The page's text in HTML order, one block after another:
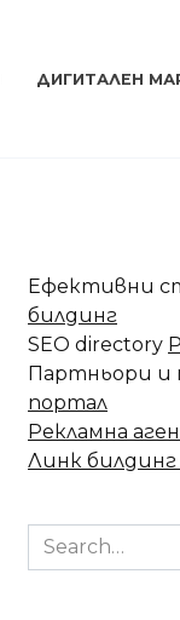
ДИГИТАЛЕН
Ефективни
билдинг
SEO directory
Партньори и
портал
Рекламна
Линк билдинг
Search
for: